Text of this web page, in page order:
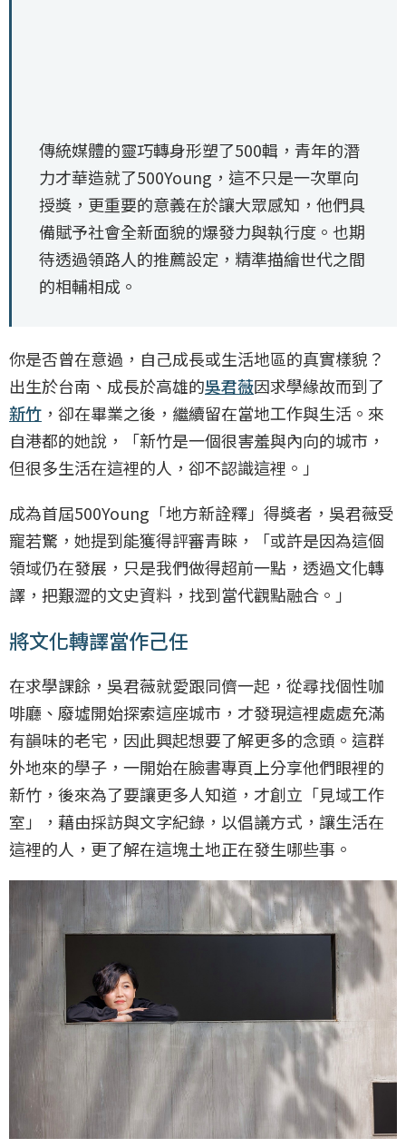
傳統媒體的靈巧轉身形塑了500輯，青年的潛
力才華造就了500Young，這不只是一次單向
授獎，更重要的意義在於讓大眾感知，他們具
備賦予社會全新面貌的爆發力與執行度。也期
待透過領路人的推薦設定，精準描繪世代之間
的相輔相成。
你是否曾在意過，自己成長或生活地區的真實樣貌？
出生於台南、成長於高雄的吳君薇因求學緣故而到了
新竹 ，卻在畢業之後，繼續留在當地工作與生活。來
自港都的她說，「新竹是一個很害羞與內向的城市，
但很多生活在這裡的人，卻不認識這裡。」
成為首屆500Young「地方新詮釋」得獎者，吳君薇受
寵若驚，她提到能獲得評審青睞，「或許是因為這個
領域仍在發展，只是我們做得超前一點，透過文化轉
譯，把艱澀的文史資料，找到當代觀點融合。」
將文化轉譯當作己任
在求學課餘，吳君薇就愛跟同儕一起，從尋找個性咖
啡廳、廢墟開始探索這座城市，才發現這裡處處充滿
有韻味的老宅，因此興起想要了解更多的念頭。這群
外地來的學子，一開始在臉書專頁上分享他們眼裡的
新竹，後來為了要讓更多人知道，才創立「見域工作
室」，藉由採訪與文字紀錄，以倡議方式，讓生活在
這裡的人，更了解在這塊土地正在發生哪些事。